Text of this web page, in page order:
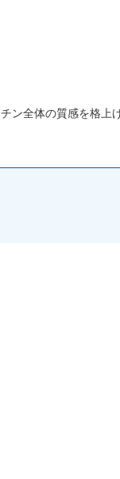
ン全体の質感を格上